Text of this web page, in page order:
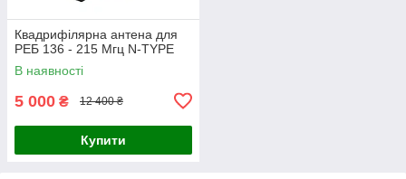
Квадрифілярна антена для
РЕБ 136 - 215 Мгц N-TYPE
В наявності
5 000 ₴ 12 400 ₴
Купити